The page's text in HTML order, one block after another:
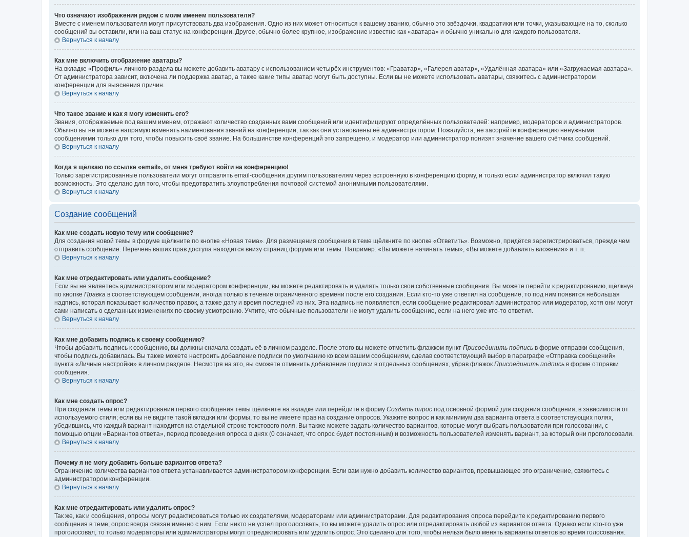
Что означают изображения рядом с моим именем пользователя?
Вместе с именем пользователя могут присутствовать два изображения. Одно из них может относиться к вашему званию, обычно это звёздочки, квадратики или точки, указывающие на то, сколько
сообщений вы оставили, или на ваш статус на конференции. Другое, обычно более крупное, изображение известно как «аватара» и обычно уникально для каждого пользователя.
Вернуться к началу
Как мне включить отображение аватары?
На вкладке «Профиль» личного раздела вы можете добавить аватару с использованием четырёх инструментов: «Граватар», «Галерея аватар», «Удалённая аватара» или «Загружаемая аватара».
От администратора зависит, включена ли поддержка аватар, а также какие типы аватар могут быть доступны. Если вы не можете использовать аватары, свяжитесь с администратором
конференции для выяснения причин.
Вернуться к началу
Что такое звание и как я могу изменить его?
Звания, отображаемые под вашим именем, отражают количество созданных вами сообщений или идентифицируют определённых пользователей: например, модераторов и администраторов.
Обычно вы не можете напрямую изменять наименования званий на конференции, так как они установлены её администратором. Пожалуйста, не засоряйте конференцию ненужными
сообщениями только для того, чтобы повысить своё звание. На большинстве конференций это запрещено, и модератор или администратор понизят значение вашего счётчика сообщений.
Вернуться к началу
Когда я щёлкаю по ссылке «email», от меня требуют войти на конференцию!
Только зарегистрированные пользователи могут отправлять email-сообщения другим пользователям через встроенную в конференцию форму, и только если администратор включил такую
возможность. Это сделано для того, чтобы предотвратить злоупотребления почтовой системой анонимными пользователями.
Вернуться к началу
Создание сообщений
Как мне создать новую тему или сообщение?
Для создания новой темы в форуме щёлкните по кнопке «Новая тема». Для размещения сообщения в теме щёлкните по кнопке «Ответить». Возможно, придётся зарегистрироваться, прежде чем
отправить сообщение. Перечень ваших прав доступа находится внизу страниц форума или темы. Например: «Вы можете начинать темы», «Вы можете добавлять вложения» и т. п.
Вернуться к началу
Как мне отредактировать или удалить сообщение?
Если вы не являетесь администратором или модератором конференции, вы можете редактировать и удалять только свои собственные сообщения. Вы можете перейти к редактированию, щёлкнув
по кнопке Правка в соответствующем сообщении, иногда только в течение ограниченного времени после его создания. Если кто-то уже ответил на сообщение, то под ним появится небольшая
надпись, которая показывает количество правок, а также дату и время последней из них. Эта надпись не появляется, если сообщение редактировал администратор или модератор, хотя они могут
сами написать о сделанных изменениях по своему усмотрению. Учтите, что обычные пользователи не могут удалить сообщение, если на него уже кто-то ответил.
Вернуться к началу
Как мне добавить подпись к своему сообщению?
Чтобы добавить подпись к сообщению, вы должны сначала создать её в личном разделе. После этого вы можете отметить флажком пункт Присоединить подпись в форме отправки сообщения,
чтобы подпись добавилась. Вы также можете настроить добавление подписи по умолчанию ко всем вашим сообщениям, сделав соответствующий выбор в параграфе «Отправка сообщений»
пункта «Личные настройки» в личном разделе. Несмотря на это, вы сможете отменить добавление подписи в отдельных сообщениях, убрав флажок Присоединить подпись в форме отправки
сообщения.
Вернуться к началу
Как мне создать опрос?
При создании темы или редактировании первого сообщения темы щёлкните на вкладке или перейдите в форму Создать опрос под основной формой для создания сообщения, в зависимости от
используемого стиля; если вы не видите такой вкладки или формы, то вы не имеете прав на создание опросов. Укажите вопрос и как минимум два варианта ответа в соответствующих полях,
убедившись, что каждый вариант находится на отдельной строке текстового поля. Вы также можете задать количество вариантов, которые могут выбрать пользователи при голосовании, с
помощью опции «Вариантов ответа», период проведения опроса в днях (0 означает, что опрос будет постоянным) и возможность пользователей изменять вариант, за который они проголосовали.
Вернуться к началу
Почему я не могу добавить больше вариантов ответа?
Ограничение количества вариантов ответа устанавливается администратором конференции. Если вам нужно добавить количество вариантов, превышающее это ограничение, свяжитесь с
администратором конференции.
Вернуться к началу
Как мне отредактировать или удалить опрос?
Так же, как и сообщения, опросы могут редактироваться только их создателями, модераторами или администраторами. Для редактирования опроса перейдите к редактированию первого
сообщения в теме; опрос всегда связан именно с ним. Если никто не успел проголосовать, то вы можете удалить опрос или отредактировать любой из вариантов ответа. Однако если кто-то уже
проголосовал, то только модераторы или администраторы могут отредактировать или удалить опрос. Это сделано для того, чтобы нельзя было менять варианты ответов во время голосования.